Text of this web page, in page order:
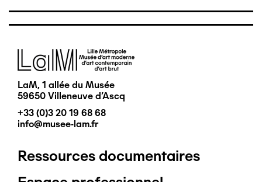
Image
LaM, 1 allée du Musée
59650 Villeneuve d'Ascq
+33 (0)3 20 19 68 68
info@musee-lam.fr
Pied
Ressources documentaires